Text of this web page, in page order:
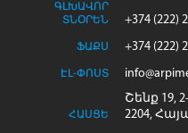
ԳԼԽԱՎՈՐ
ՏՆՕՐԵՆ
+374 (222)
ՖԱՔՍ +374 (222)
ԷԼ-ՓՈՍՏ
ՀԱՍՑԵ
Շենք 19,
2204,